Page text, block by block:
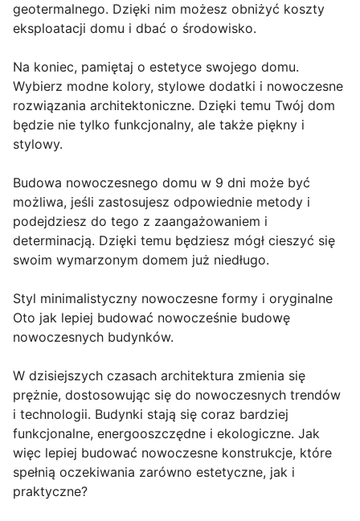
geotermalnego. Dzięki nim możesz obniżyć koszty
eksploatacji domu i dbać o środowisko.
Na koniec, pamiętaj o estetyce swojego domu.
Wybierz modne kolory, stylowe dodatki i nowoczesne
rozwiązania architektoniczne. Dzięki temu Twój dom
będzie nie tylko funkcjonalny, ale także piękny i
stylowy.
Budowa nowoczesnego domu w 9 dni może być
możliwa, jeśli zastosujesz odpowiednie metody i
podejdziesz do tego z zaangażowaniem i
determinacją. Dzięki temu będziesz mógł cieszyć się
swoim wymarzonym domem już niedługo.
Styl minimalistyczny nowoczesne formy i oryginalne
Oto jak lepiej budować nowocześnie budowę
nowoczesnych budynków.
W dzisiejszych czasach architektura zmienia się
prężnie, dostosowując się do nowoczesnych trendów
i technologii. Budynki stają się coraz bardziej
funkcjonalne, energooszczędne i ekologiczne. Jak
więc lepiej budować nowoczesne konstrukcje, które
spełnią oczekiwania zarówno estetyczne, jak i
praktyczne?